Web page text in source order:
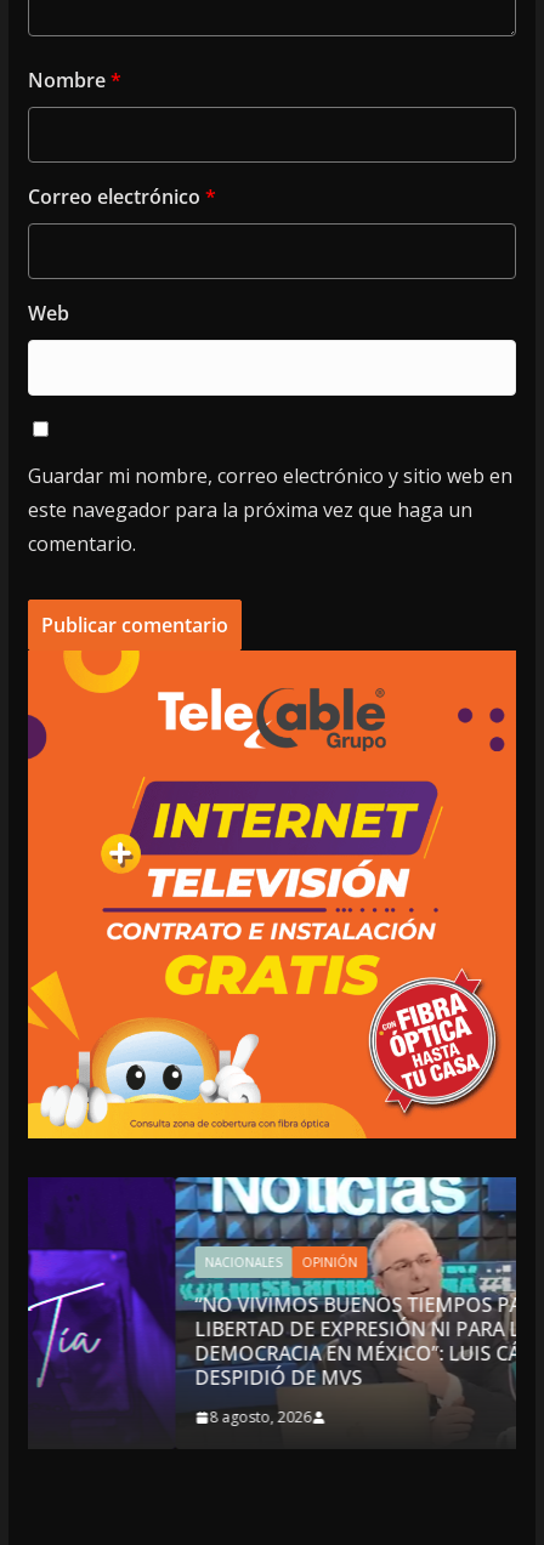
Nombre*
Correo electrónico *
Web
Guardar mi nombre, correo electrónico y sitio web en
este navegador para la próxima vez que haga un
comentario.
NACIONALES OPINIÓN
“NO VIVIMOS BUENOS TIEMPOS PARA LA
LIBERTAD DE EXPRESIÓN NI PARA LA
DEMOCRACIA EN MÉXICO”: LUIS CÁRDENAS; SE
DESPIDIÓ DE MVS
8 agosto, 2026